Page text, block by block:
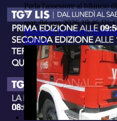
Parla l'assessore al bilancio
mar, 04 ago 2026 19:46 Di:
MonopoliAssessore-
Politica